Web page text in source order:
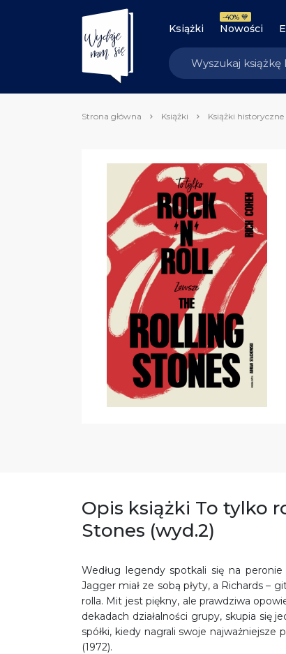
Książki Nowości
-40% 💙
Strona główna Książki Książki historyczne
Opis książki To tylko
Stones (wyd.2)
Według legendy spotkali się na
Jagger miał ze sobą płyty, a Richards –
rolla. Mit jest piękny, ale prawdziwa
dekadach działalności grupy, skupia się
spółki, kiedy nagrali swoje
(1972).